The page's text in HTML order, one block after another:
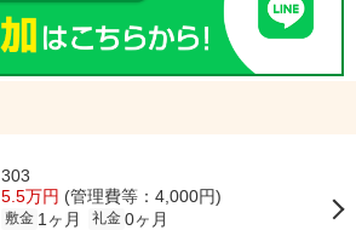
303
5.5万円 (管理費等：4,000円)
敷金 1ヶ月 礼金 0ヶ月